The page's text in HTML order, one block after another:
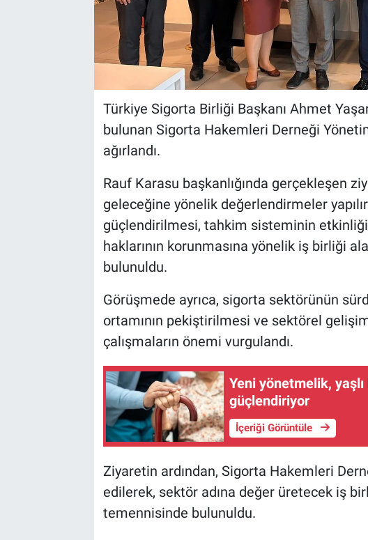
Türkiye Sigorta Birliği Başkanı Ahmet
bulunan Sigorta Hakemleri Derneği
ağırlandı.
Rauf Karasu başkanlığında gerçekleşen
geleceğine yönelik değerlendirmeler
güçlendirilmesi, tahkim sisteminin
haklarının korunmasına yönelik iş birliği
bulunuldu.
Görüşmede ayrıca, sigorta sektörünün
ortamının pekiştirilmesi ve sektörel
çalışmaların önemi vurgulandı.
Yeni yönetmelik, yaşlı
güçlendiriyor
İçeriği Görüntüle
Ziyaretin ardından, Sigorta Hakemleri
edilerek, sektör adına değer üretecek iş
temennisinde bulunuldu.